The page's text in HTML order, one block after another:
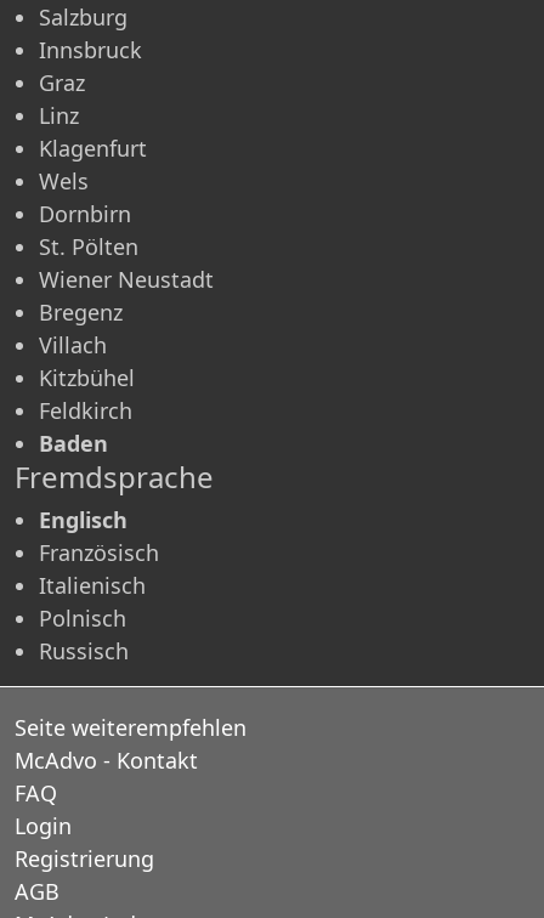
Salzburg
Innsbruck
Graz
Linz
Klagenfurt
Wels
Dornbirn
St. Pölten
Wiener Neustadt
Bregenz
Villach
Kitzbühel
Feldkirch
Baden
Fremdsprache
Englisch
Französisch
Italienisch
Polnisch
Russisch
Seite weiterempfehlen
McAdvo - Kontakt
FAQ
Login
Registrierung
AGB